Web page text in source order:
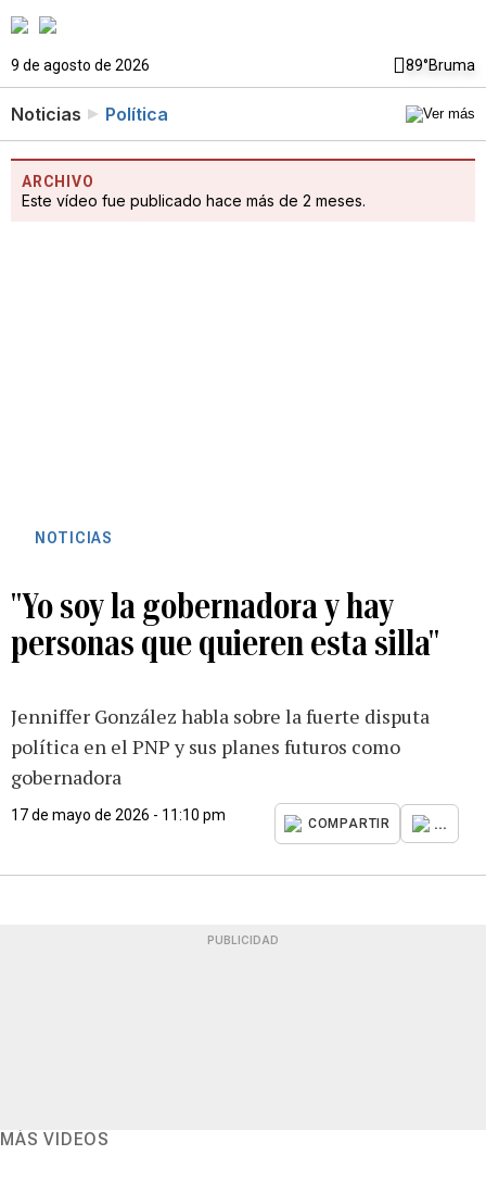
9 de agosto de 2026 89°Bruma
Noticias Política
ARCHIVO
Este vídeo fue publicado hace más de 2 meses.
NOTICIAS
"Yo soy la gobernadora y hay
personas que quieren esta silla"
Jenniffer González habla sobre la fuerte disputa
política en el PNP y sus planes futuros como
gobernadora
17 de mayo de 2026 - 11:10 pm
COMPARTIR ...
PUBLICIDAD
MÁS VIDEOS